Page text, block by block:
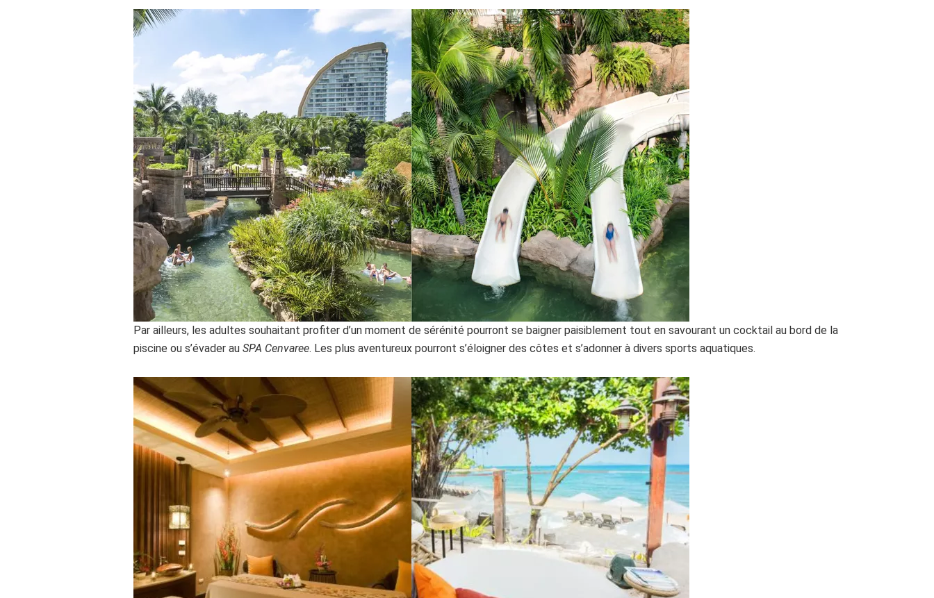
Par ailleurs, les adultes souhaitant profiter d’un moment de sérénité pourront se baigner paisiblement tout en savourant un cocktail au bord de la
piscine ou s’évader au SPA Cenvaree. Les plus aventureux pourront s’éloigner des côtes et s’adonner à divers sports aquatiques.